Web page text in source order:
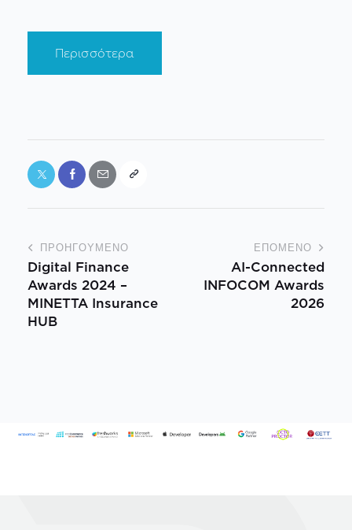
Περισσότερα
ΠΡΟΗΓΟΎΜΕΝΟ
Digital Finance
Awards 2024 –
MINETTA Insurance
HUB
ΕΠΌΜΕΝΟ
AI-Connected
INFOCOM Awards
2026